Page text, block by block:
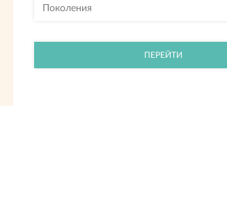
Поколения
ПЕРЕЙТИ